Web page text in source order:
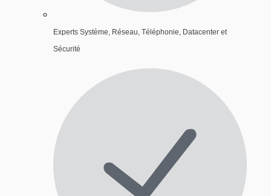
Experts Système, Réseau, Téléphonie, Datacenter et
Sécurité